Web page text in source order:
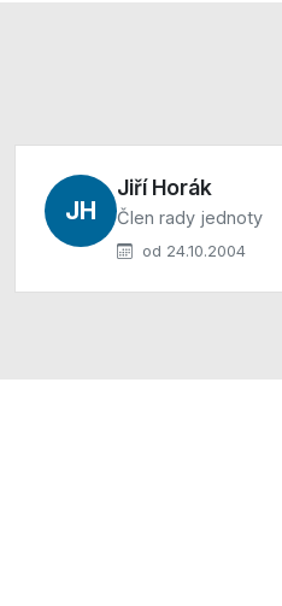
JH
Jiří Horák
Člen rady jednoty
od 24.10.2004